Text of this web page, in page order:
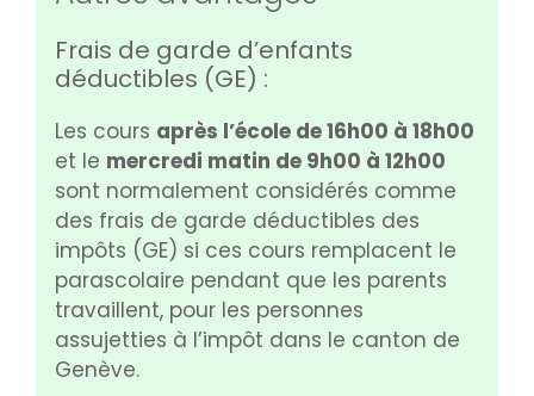
Frais de garde d’enfants
déductibles (GE) :
Les cours après l’école de 16h00 à 18h00
et le mercredi matin de 9h00 à 12h00
sont normalement considérés comme
des frais de garde déductibles des
impôts (GE) si ces cours remplacent le
parascolaire pendant que les parents
travaillent, pour les personnes
assujetties à l’impôt dans le canton de
Genève.